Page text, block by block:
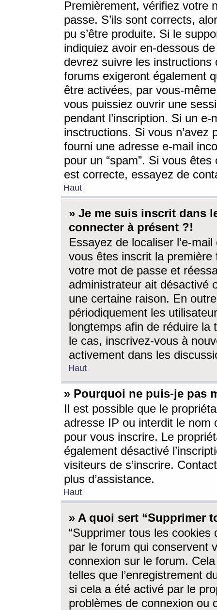
Premièrement, vérifiez votre
passe. S’ils sont corrects,
pu s’être produite. Si le
indiquiez avoir en-dessous
devrez suivre les
forums exigeront également
être activées, par vous-
vous puissiez ouvrir une
pendant l’inscription. Si un
insctructions. Si vous n’avez
fourni une adresse e-mail
pour un “spam”. Si vous
est correcte, essayez de
Haut
» Je me suis inscrit dans
connecter à présent ?!
Essayez de localiser l’e-
vous êtes inscrit la première
votre mot de passe et
administrateur ait désactivé
une certaine raison. En
périodiquement les
longtemps afin de réduire la
le cas, inscrivez-vous à
activement dans les
Haut
» Pourquoi ne puis-je pas
Il est possible que le
adresse IP ou interdit le nom
pour vous inscrire. Le
également désactivé
visiteurs de s’inscrire.
plus d’assistance.
Haut
» A quoi sert “Supprimer
“Supprimer tous les cookies
par le forum qui conservent
connexion sur le forum.
telles que l’enregistrement
si cela a été activé par le
problèmes de connexion ou